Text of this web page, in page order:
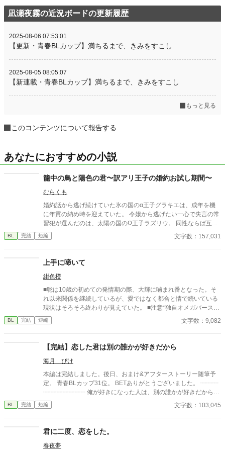
凪瀬夜霧の近況ボードの更新履歴
2025-08-06 07:53:01
【更新・青春BLカップ】満ちるまで、きみをすこし
2025-08-05 08:05:07
【新連載・青春BLカップ】満ちるまで、きみをすこし
もっと見る
このコンテンツについて報告する
あなたにおすすめの小説
籠中の鳥と陽色の君〜訳アリ王子の婚約お試し期間〜
むらくも
婚約話から逃げ続けていた氷の国のα王子グラキエは、成年を機
に年貢の納め時を迎えていた。 令嬢から逃げたい一心で失言の常
習犯が選んだのは、太陽の国のΩ王子ラズリウ。 同性ならば互い
に別行動が可能だろうと見込んでの事だったけれど、どうにもそ
うはいかなくて……？ 本当はもっと、近くに居たい。 自由で居た
BL 完結 短編 文字数：157,031
上手に啼いて
紺色橙
■聡は10歳の初めての発情期の際、大輝に噛まれ番となった。そ
れ以来関係を継続しているが、愛ではなく都合と情で続いている
現状はそろそろ終わりが見えていた。 ■注意*独自オメガバース設
定。■『それは愛か本能か』と同じ世界設定です。関係は一切な
し。
BL 完結 短編 文字数：9,082
【完結】恋した君は別の誰かが好きだから
海月 ぴけ
本編は完結しました。後日、おまけ&アフターストーリー随筆予
定。 青春BLカップ31位。 BETありがとうございました。 ┈┈┈
┈┈┈┈┈┈┈ 俺が好きになった人は、別の誰かが好きだからー
ー。 ┈┈┈┈┈┈┈┈┈┈ 二つの視点から見た、片思い恋愛模
様。 じれきゅん ギャップ攻め
BL 完結 短編 文字数：103,045
君に二度、恋をした。
春夜夢